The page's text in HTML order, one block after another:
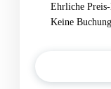
Ehrliche
Keine